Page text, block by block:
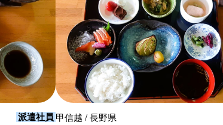
派遣社員 甲信越 / 長野県